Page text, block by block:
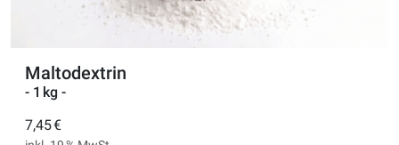
Maltodextrin
- 1 kg -
7,45 €